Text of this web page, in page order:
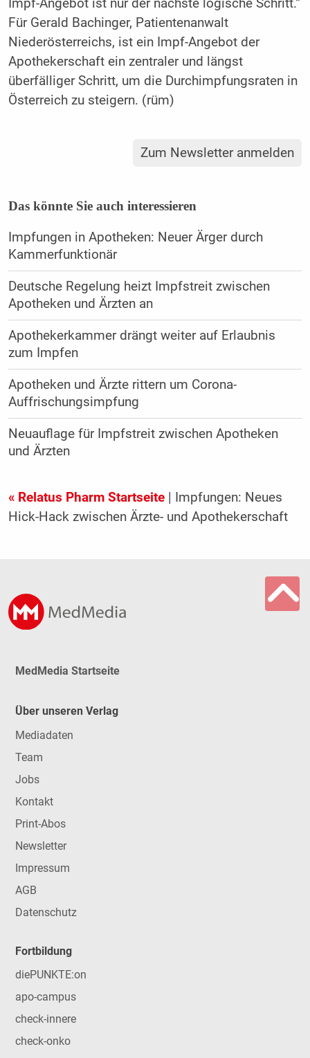
Impf-Angebot ist nur der nächste logische Schritt.“
Für Gerald Bachinger, Patientenanwalt
Niederösterreichs, ist ein Impf-Angebot der
Apothekerschaft ein zentraler und längst
überfälliger Schritt, um die Durchimpfungsraten in
Österreich zu steigern. (rüm)
Zum Newsletter anmelden
Das könnte Sie auch interessieren
Impfungen in Apotheken: Neuer Ärger durch
Kammerfunktionär
Deutsche Regelung heizt Impfstreit zwischen
Apotheken und Ärzten an
Apothekerkammer drängt weiter auf Erlaubnis
zum Impfen
Apotheken und Ärzte rittern um Corona-
Auffrischungsimpfung
Neuauflage für Impfstreit zwischen Apotheken
und Ärzten
« Relatus Pharm Startseite| Impfungen: Neues
Hick-Hack zwischen Ärzte- und Apothekerschaft
MedMedia Startseite
Über unseren Verlag
Mediadaten
Team
Jobs
Kontakt
Print-Abos
Newsletter
Impressum
AGB
Datenschutz
Fortbildung
diePUNKTE:on
apo-campus
check-innere
check-onko